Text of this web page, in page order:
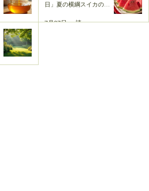
日」夏の横綱スイカの日
7月27日
読了時間: 2分